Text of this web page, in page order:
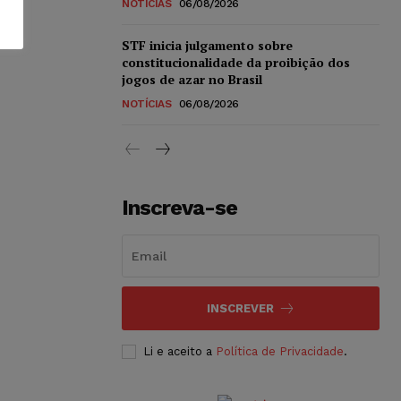
NOTÍCIAS 06/08/2026
STF inicia julgamento sobre
constitucionalidade da proibição dos
jogos de azar no Brasil
NOTÍCIAS 06/08/2026
Inscreva-se
INSCREVER
Li e aceito a Política de Privacidade.